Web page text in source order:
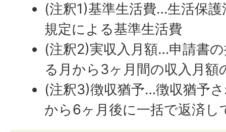
(注釈1)基準生活費…生活保
規定による基準生活費
(注釈2)実収入月額…申請書
る月から3ヶ月間の収入月額
(注釈3)徴収猶予…徴収猶予
から6ヶ月後に一括で返済し